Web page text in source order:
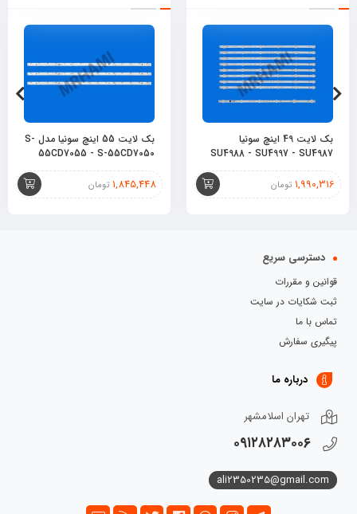
بک لایت 49 اینچ سونیا
SU4988 - SU4997 - SU4987
1,990,316 تومان
بک لایت 55 اینچ سونیا مدل S-
55CD7055 - S-55CD7050
1,845,448 تومان
دسترسی سریع
قوانین و مقررات
ثبت شکایات در سایت
تماس با ما
پیگیری سفارش
درباره ما
تهران اسلامشهر
۰۹۱۲۸۲۸۳۰۰۶
ali2350235@gmail.com